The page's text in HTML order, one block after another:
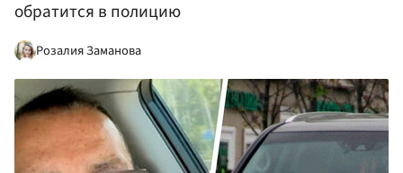
обратится в полицию
Розалия Заманова